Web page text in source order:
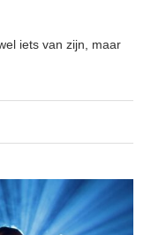
iets van zijn, maar